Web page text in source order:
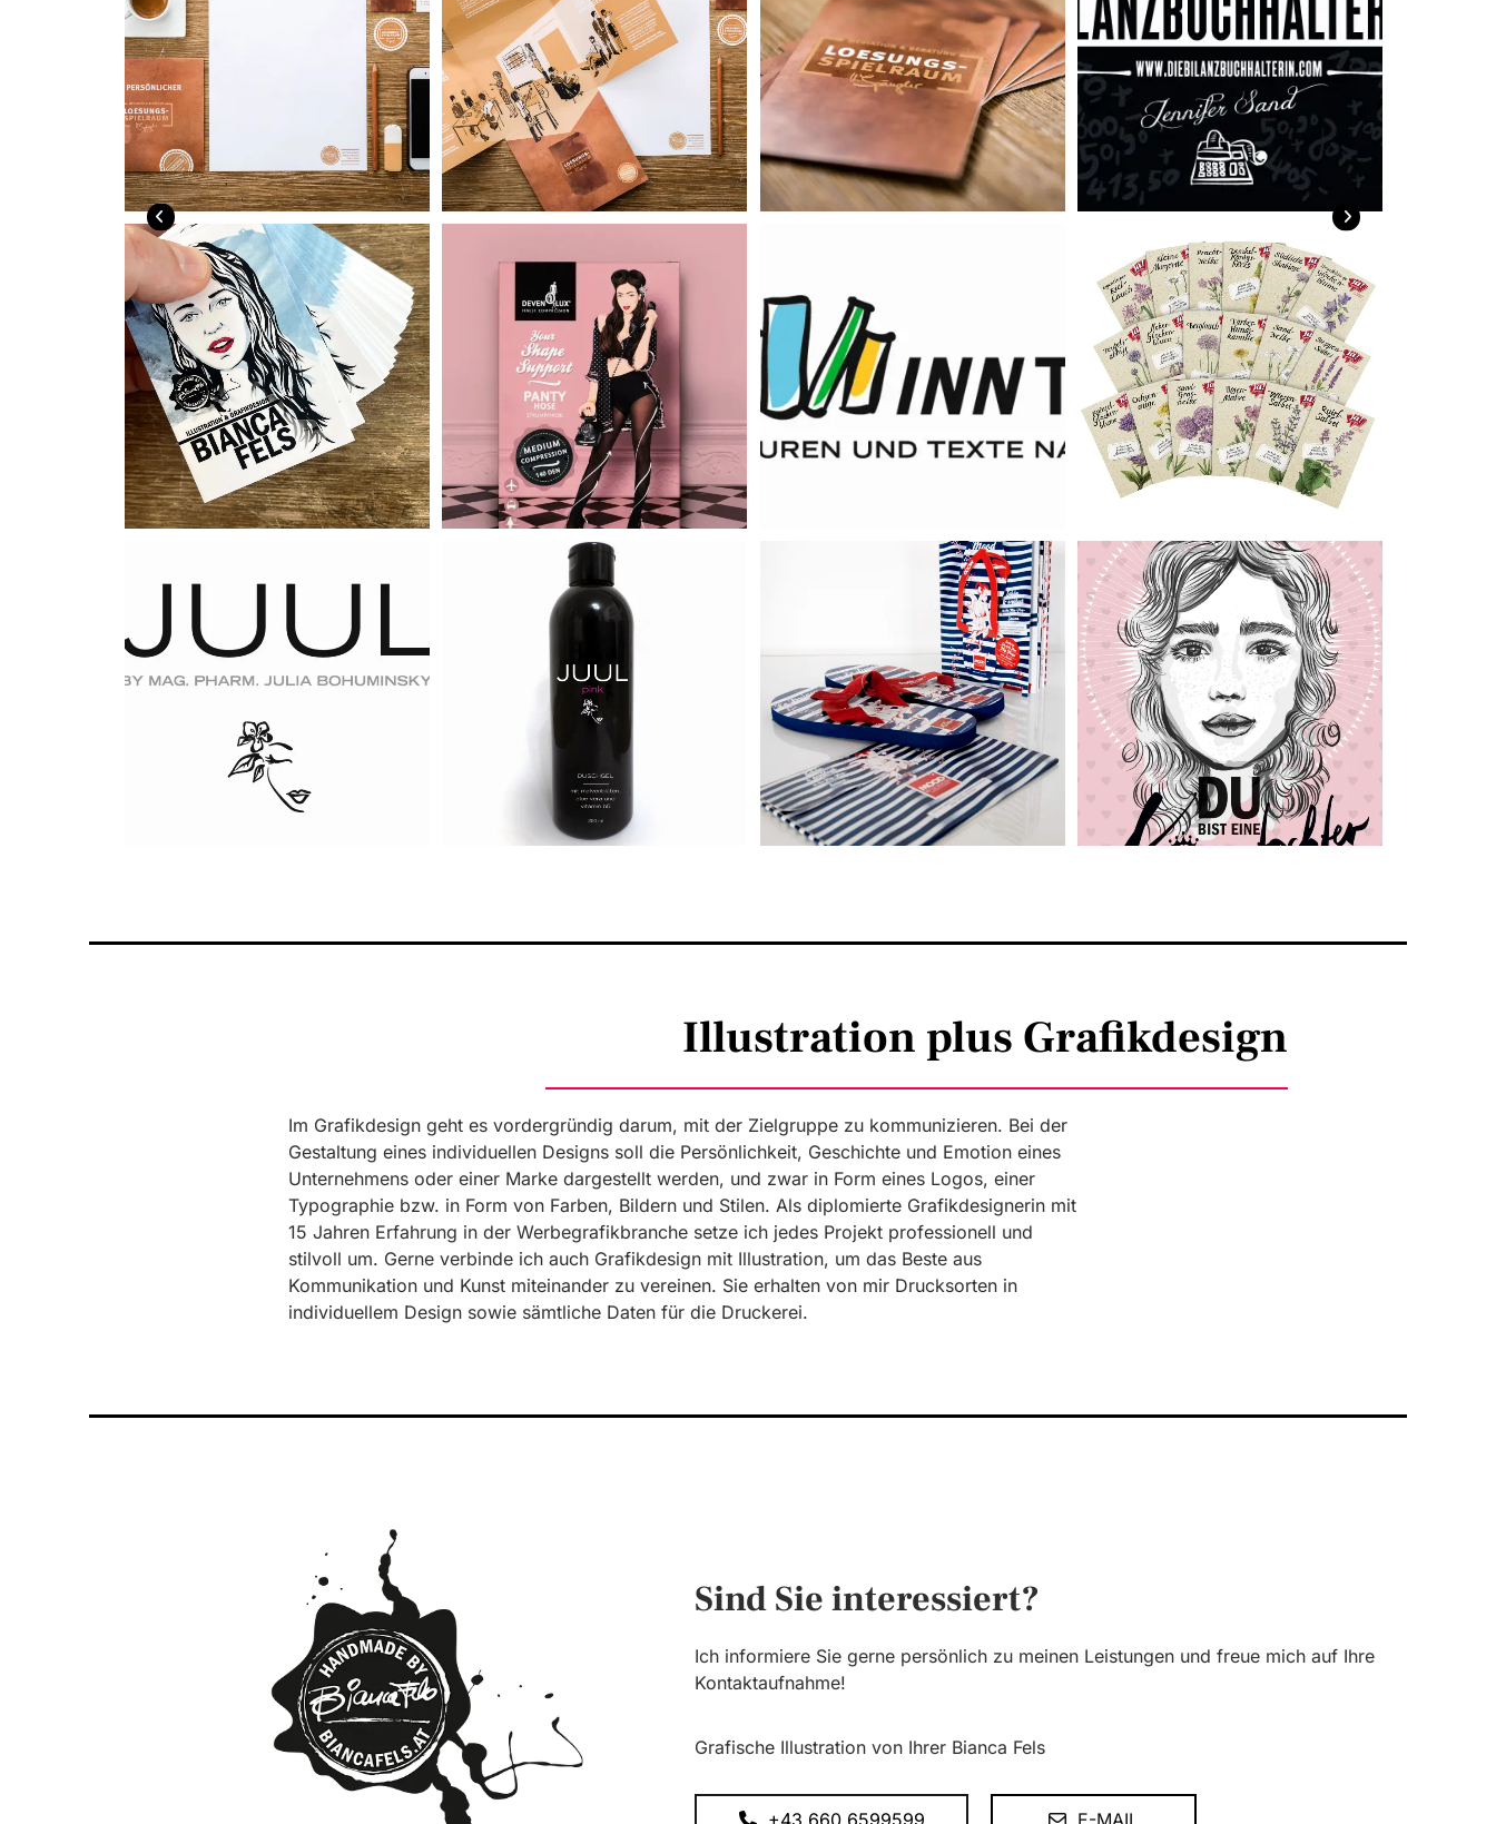
Illustration plus Grafikdesign
Im Grafikdesign geht es vordergründig darum, mit der Zielgruppe zu kommunizieren. Bei der
Gestaltung eines individuellen Designs soll die Persönlichkeit, Geschichte und Emotion eines
Unternehmens oder einer Marke dargestellt werden, und zwar in Form eines Logos, einer
Typographie bzw. in Form von Farben, Bildern und Stilen. Als diplomierte Grafikdesignerin mit
15 Jahren Erfahrung in der Werbegrafikbranche setze ich jedes Projekt professionell und
stilvoll um. Gerne verbinde ich auch Grafikdesign mit Illustration, um das Beste aus
Kommunikation und Kunst miteinander zu vereinen. Sie erhalten von mir Drucksorten in
individuellem Design sowie sämtliche Daten für die Druckerei.
Sind Sie interessiert?
Ich informiere Sie gerne persönlich zu meinen Leistungen und freue mich auf Ihre
Kontaktaufnahme!
Grafische Illustration von Ihrer Bianca Fels